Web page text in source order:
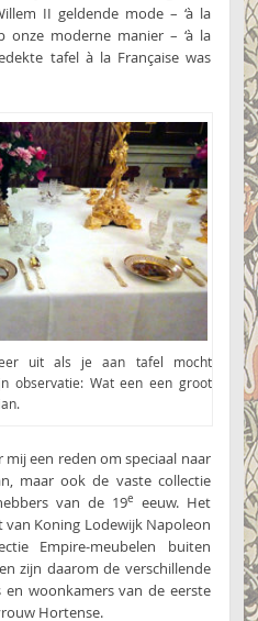
II geldende mode – ‘à la
onze moderne manier – ‘à la
tafel à la Française was
uit als je aan tafel mocht
observatie: Wat een een groot
een reden om speciaal naar
maar ook de vaste collectie
van de 19e
eeuw. Het
Koning Lodewijk Napoleon
Empire-meubelen buiten
zijn daarom de verschillende
woonkamers van de eerste
Hortense.